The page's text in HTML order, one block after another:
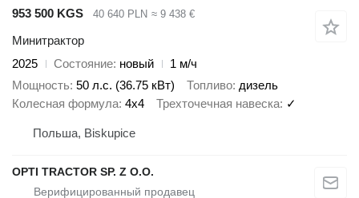
953 500 KGS
40 640 PLN ≈ 9 438 €
Минитрактор
2025
Состояние новый
1 м/ч
Мощность 50 л.с. (36.75 кВт) Топливо дизель
Колесная формула 4x4 Трехточечная навеска ✓
Польша, Biskupice
OPTI TRACTOR SP. Z O.O.